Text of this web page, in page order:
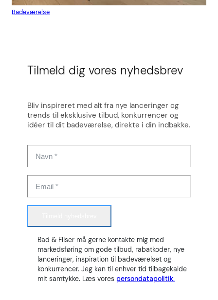
Badeværelse
Tilmeld dig vores nyhedsbrev
Bliv inspireret med alt fra nye lanceringer og
trends til eksklusive tilbud, konkurrencer og
idéer til dit badeværelse, direkte i din indbakke.
Bad & Fliser må gerne kontakte mig med
markedsføring om gode tilbud, rabatkoder, nye
lanceringer, inspiration til badeværelset og
konkurrencer. Jeg kan til enhver tid tilbagekalde
mit samtykke. Læs vores persondatapolitik.